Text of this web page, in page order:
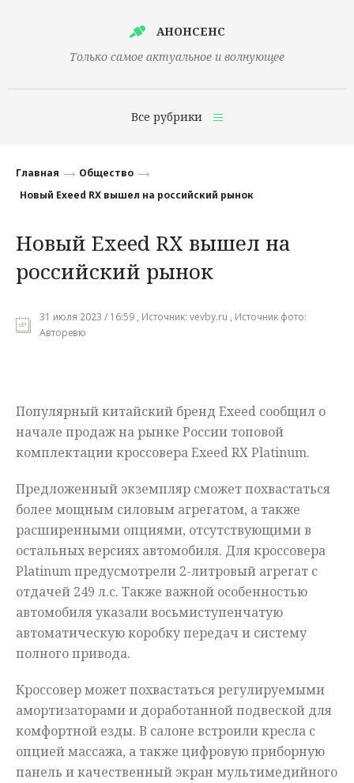
АНОНСЕНС
Только самое актуальное и волнующее
Все рубрики
Финансы
Наука
Культура
Общество
Происшествия
Главная
Общество
Новый Exeed RX вышел на российский рынок
Новый Exeed RX вышел на
российский рынок
31 июля 2023 / 16:59 , Источник: vevby.ru , Источник фото:
Авторевю
Популярный китайский бренд Exeed сообщил о
начале продаж на рынке России топовой
комплектации кроссовера Exeed RX Platinum.
Предложенный экземпляр сможет похвастаться
более мощным силовым агрегатом, а также
расширенными опциями, отсутствующими в
остальных версиях автомобиля. Для кроссовера
Platinum предусмотрели 2-литровый агрегат с
отдачей 249 л.с. Также важной особенностью
автомобиля указали восьмиступенчатую
автоматическую коробку передач и систему
полного привода.
Кроссовер может похвастаться регулируемыми
амортизаторами и доработанной подвеской для
комфортной езды. В салоне встроили кресла с
опцией массажа, а также цифровую приборную
панель и качественный экран мультимедийного